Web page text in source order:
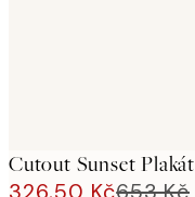
Cutout Sunset Plakát